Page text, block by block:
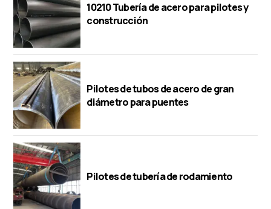
10210 Tubería de acero para pilotes y
construcción
Pilotes de tubos de acero de gran
diámetro para puentes
Pilotes de tubería de rodamiento